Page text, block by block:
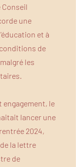
Conseil
une
et à
de
les
le
lancer une
2024,
la lettre
de